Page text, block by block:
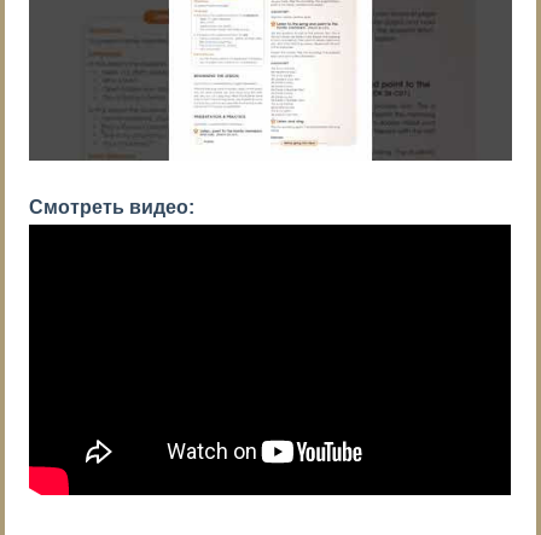
Смотреть видео: